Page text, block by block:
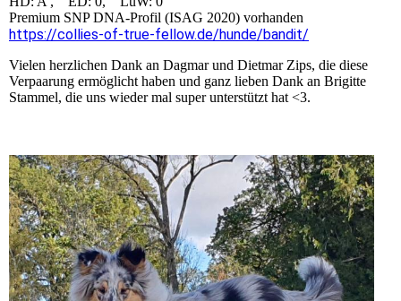
Premium SNP DNA-Profil (ISAG 2020) vorhanden
https://collies-of-true-fellow.de/hunde/bandit/
Vielen herzlichen Dank an Dagmar und Dietmar Zips, die diese
Verpaarung ermöglicht haben und ganz lieben Dank an Brigitte
Stammel, die uns wieder mal super unterstützt hat <3.